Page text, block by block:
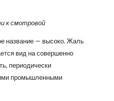
к смотровой
название — высоко. Жаль
вид на совершенно
периодически
промышленными